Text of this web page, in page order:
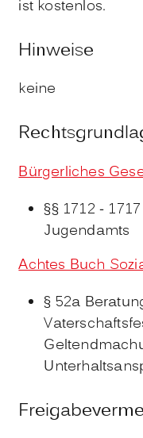
ist kostenlos.
Hinweise
keine
Bürgerliches
§§ 1712 -
Jugendamts
Achtes Buch
§ 52a